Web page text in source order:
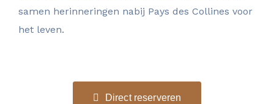
samen herinneringen nabij Pays des Collines voor
het leven.
Direct reserveren